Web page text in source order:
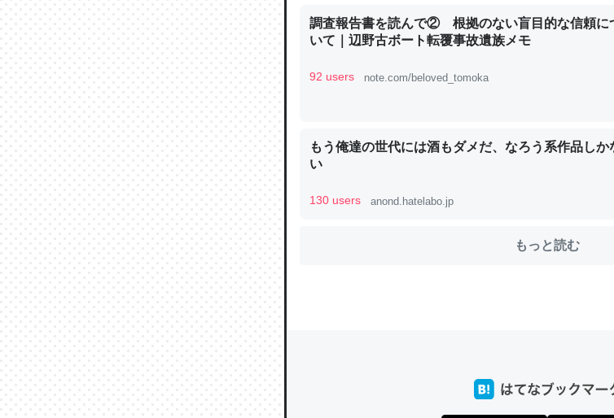
─ニュース :: 【研究発表】昆虫学の大問題＝「昆虫はなぜ海にいな
中。あと、Googleマップで位置情報を共有してる。電
れ見て生きてるなって分かる。
─たまにLINEするくらいだった遠方の父67歳と僕。ITツール導入
た｜tayorini by LIFULL介護
調査報告書を読んで② 根拠のない盲目的な信頼に
いて｜辺野古ボート転覆事故遺族メモ
92 users note.com/beloved_tomoka
もう俺達の世代には酒もダメだ、なろう系作品しか
い
130 users anond.hatelabo.jp
もっと読む